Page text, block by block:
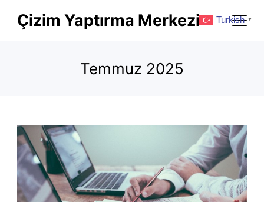
Çizim Yaptırma Merkezi
Temmuz 2025
Turkish ▼